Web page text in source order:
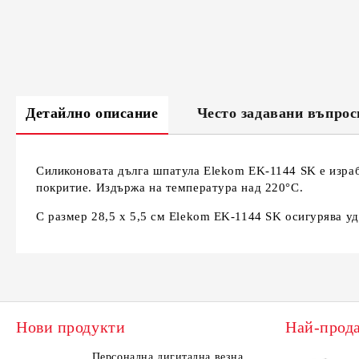
Детайлно описание Често задавани
Силиконовата дълга шпатула Elekom EK-1144 SK е
покритие. Издържа на температура над 220°C.
С размер 28,5 х 5,5 см Elekom EK-1144 SK осигурява
Нови продукти Най-